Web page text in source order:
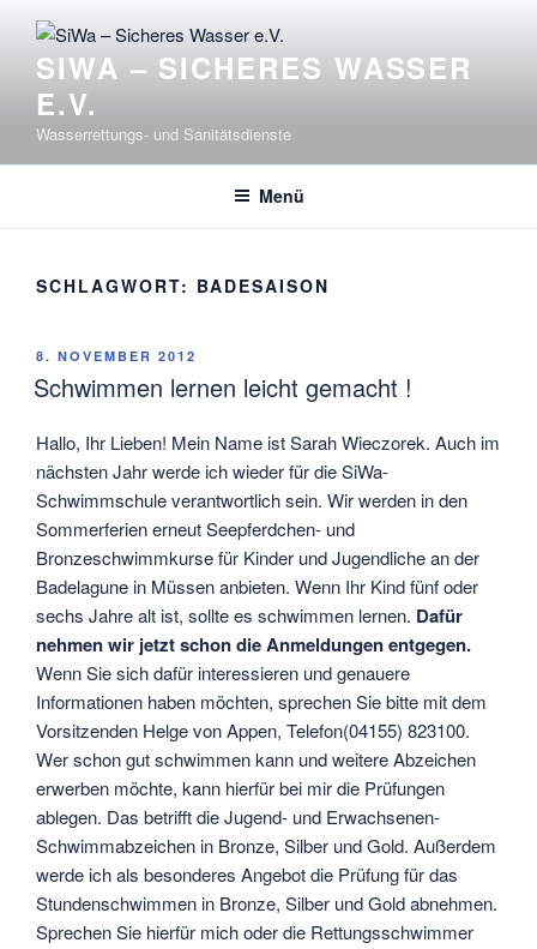
Inhalt
springenSIWA – SICHERES WASSER
E.V.
Wasserrettungs- und Sanitätsdienste
Menü
SCHLAGWORT: BADESAISON
VERÖFFENTLICHT
AM
8. NOVEMBER 2012
Schwimmen lernen leicht gemacht !
Hallo, Ihr Lieben! Mein Name ist Sarah Wieczorek. Auch im
nächsten Jahr werde ich wieder für die SiWa-
Schwimmschule verantwortlich sein. Wir werden in den
Sommerferien erneut Seepferdchen- und
Bronzeschwimmkurse für Kinder und Jugendliche an der
Badelagune in Müssen anbieten. Wenn Ihr Kind fünf oder
sechs Jahre alt ist, sollte es schwimmen lernen. Dafür
nehmen wir jetzt schon die Anmeldungen entgegen.
Wenn Sie sich dafür interessieren und genauere
Informationen haben möchten, sprechen Sie bitte mit dem
Vorsitzenden Helge von Appen, Telefon(04155) 823100.
Wer schon gut schwimmen kann und weitere Abzeichen
erwerben möchte, kann hierfür bei mir die Prüfungen
ablegen. Das betrifft die Jugend- und Erwachsenen-
Schwimmabzeichen in Bronze, Silber und Gold. Außerdem
werde ich als besonderes Angebot die Prüfung für das
Stundenschwimmen in Bronze, Silber und Gold abnehmen.
Sprechen Sie hierfür mich oder die Rettungsschwimmer